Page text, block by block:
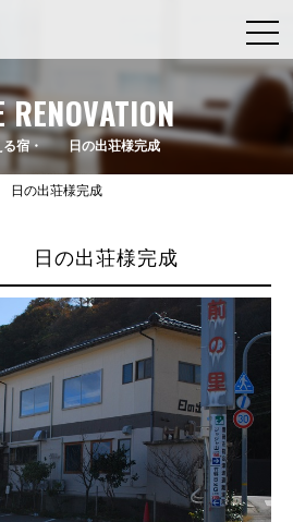
RENOVATION
る宿・ 日の出荘様完成
の出荘様完成
日の出荘様完成